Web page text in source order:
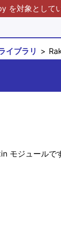
を対象として
イブラリ
モジュールで